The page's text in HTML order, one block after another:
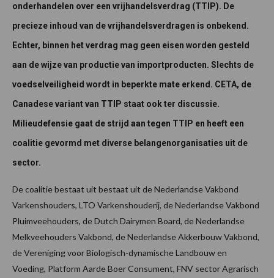
onderhandelen over een vrijhandelsverdrag (TTIP). De
precieze inhoud van de vrijhandelsverdragen is onbekend.
Echter, binnen het verdrag mag geen eisen worden gesteld
aan de wijze van productie van importproducten. Slechts de
voedselveiligheid wordt in beperkte mate erkend. CETA, de
Canadese variant van TTIP staat ook ter discussie.
Milieudefensie gaat de strijd aan tegen TTIP en heeft een
coalitie gevormd met diverse belangenorganisaties uit de
sector.
De coalitie bestaat uit bestaat uit de Nederlandse Vakbond
Varkenshouders, LTO Varkenshouderij, de Nederlandse Vakbond
Pluimveehouders, de Dutch Dairymen Board, de Nederlandse
Melkveehouders Vakbond, de Nederlandse Akkerbouw Vakbond,
de Vereniging voor Biologisch-dynamische Landbouw en
Voeding, Platform Aarde Boer Consument, FNV sector Agrarisch